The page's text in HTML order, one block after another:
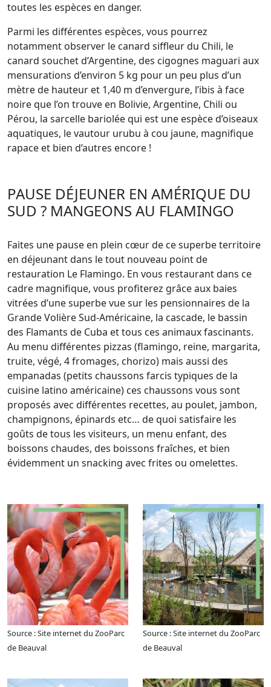
toutes les espèces en danger.
Parmi les différentes espèces, vous pourrez
notamment observer le canard siffleur du Chili, le
canard souchet d’Argentine, des cigognes maguari aux
mensurations d’environ 5 kg pour un peu plus d’un
mètre de hauteur et 1,40 m d’envergure, l’ibis à face
noire que l’on trouve en Bolivie, Argentine, Chili ou
Pérou, la sarcelle bariolée qui est une espèce d’oiseaux
aquatiques, le vautour urubu à cou jaune, magnifique
rapace et bien d’autres encore !
PAUSE DÉJEUNER EN AMÉRIQUE DU
SUD ? MANGEONS AU FLAMINGO
Faites une pause en plein cœur de ce superbe territoire
en déjeunant dans le tout nouveau point de
restauration Le Flamingo. En vous restaurant dans ce
cadre magnifique, vous profiterez grâce aux baies
vitrées d’une superbe vue sur les pensionnaires de la
Grande Volière Sud-Américaine, la cascade, le bassin
des Flamants de Cuba et tous ces animaux fascinants.
Au menu différentes pizzas (flamingo, reine, margarita,
truite, végé, 4 fromages, chorizo) mais aussi des
empanadas (petits chaussons farcis typiques de la
cuisine latino américaine) ces chaussons vous sont
proposés avec différentes recettes, au poulet, jambon,
champignons, épinards etc… de quoi satisfaire les
goûts de tous les visiteurs, un menu enfant, des
boissons chaudes, des boissons fraîches, et bien
évidemment un snacking avec frites ou omelettes.
Source : Site internet du ZooParc
de Beauval
Source : Site internet du ZooParc
de Beauval